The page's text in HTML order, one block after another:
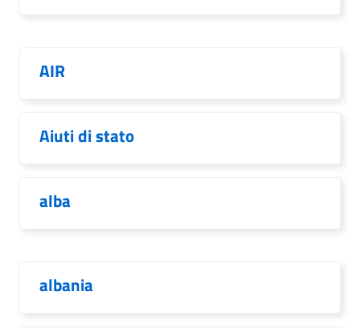
AIR
Aiuti di stato
alba
albania